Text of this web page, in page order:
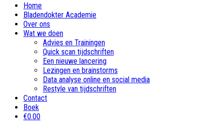
Home
Bladendokter Academie
Over ons
Wat we doen
Advies en Trainingen
Quick scan tijdschriften
Een nieuwe lancering
Lezingen en brainstorms
Data analyse online en social media
Restyle van tijdschriften
Contact
Boek
€0.00